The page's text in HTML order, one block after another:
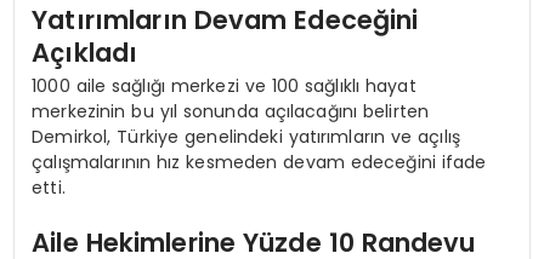
Yatırımların Devam Edeceğini
Açıkladı
1000 aile sağlığı merkezi ve 100 sağlıklı hayat
merkezinin bu yıl sonunda açılacağını belirten
Demirkol, Türkiye genelindeki yatırımların ve açılış
çalışmalarının hız kesmeden devam edeceğini ifade
etti.
Aile Hekimlerine Yüzde 10 Randevu